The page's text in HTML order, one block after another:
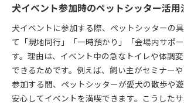
犬イベント参加時のペットシッター活用
犬イベントに参加する際、ペットシッターの
て「現地同行」「一時預かり」「会場内サポ
す。理由は、イベント中の急なトイレや体調
できるためです。例えば、飼い主がセミナー
参加する間、ペットシッターが愛犬の散歩や遊
安心してイベントを満喫できます。こうした